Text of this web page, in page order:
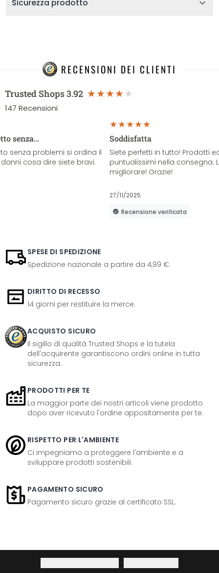
Sicurezza prodotto
RECENSIONI DEI CLIENTI
Trusted Shops3.92
147 Recensioni
senza…
senza problemi si ordina il
cosa dire siete bravi.
Soddisfatta
Siete perfetti in tutto! Prodotti
puntualissimi nella consegna.
migliorare! Grazie!
27/11/2025
Recensione verificata
SPESE DI SPEDIZIONE
Spedizione nazionale a partire da 4,99 €.
DIRITTO DI RECESSO
14 giorni per restituire la merce.
ACQUISTO SICURO
Il sigillo di qualità Trusted Shops e la tutela
dell'acquirente garantiscono ordini online in tutta
sicurezza.
PRODOTTI PER TE
La maggior parte dei nostri articoli viene prodotto
dopo aver ricevuto l'ordine appositamente per te.
RISPETTO PER L'AMBIENTE
Ci impegniamo a proteggere l'ambiente e a
sviluppare prodotti sostenibili.
PAGAMENTO SICURO
Pagamento sicuro grazie al certificato SSL.
·